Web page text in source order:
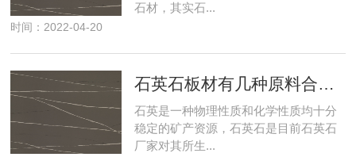
石材，其实石...
时间：2022-04-20
石英石板材有几种原料合成,每种原料的作用是什么？
石英是一种物理性质和化学性质均十分
稳定的矿产资源，石英石是目前石英石
厂家对其所生...